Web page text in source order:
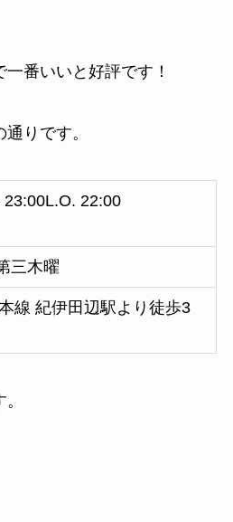
番いいと好評です！
りです。
23:00L.O. 22:00
三木曜
線 紀伊田辺駅より徒歩3